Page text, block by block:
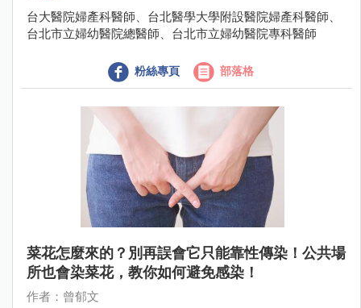
台大醫院婦產科醫師、台北醫學大學附設醫院婦產科醫師、
台北市立婦幼醫院總醫師、台北市立婦幼醫院專科醫師
粉絲專頁 部落格
菜花怎麼來的？別再誤會它只能靠性傳染！公共場
所也會染菜花，教你如何避免感染！
作者：曾郁文